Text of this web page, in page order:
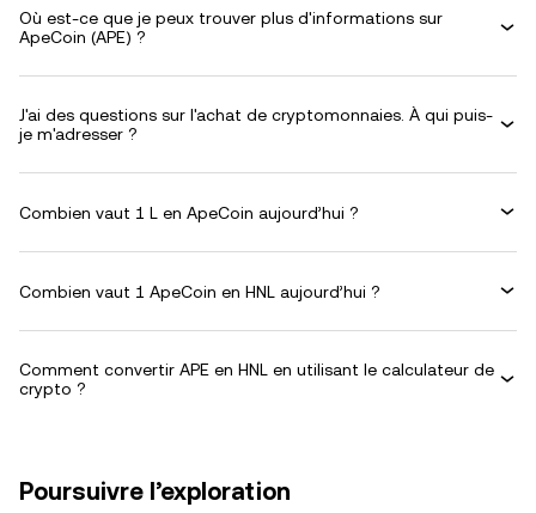
Où est-ce que je peux trouver plus d'informations sur
ApeCoin (APE) ?
J'ai des questions sur l'achat de cryptomonnaies. À qui puis-
je m'adresser ?
Combien vaut 1 L en ApeCoin aujourd’hui ?
Combien vaut 1 ApeCoin en HNL aujourd’hui ?
Comment convertir APE en HNL en utilisant le calculateur de
crypto ?
Poursuivre l’exploration